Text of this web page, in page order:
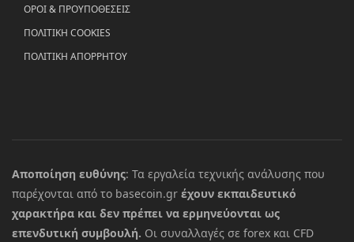
ΟΡΟΙ & ΠΡΟΥΠΟΘΕΣΕΙΣ
ΠΟΛΙΤΙΚΗ COOKIES
ΠΟΛΙΤΙΚΗ ΑΠΟΡΡΗΤΟΥ
Αποποίηση ευθύνης: Τα εργαλεία τεχνικής ανάλυσης που
παρέχονται από το basecoin.gr έχουν εκπαιδευτικό
χαρακτήρα και δεν πρέπει να ερμηνεύονται ως
επενδυτική συμβουλή. Οι συναλλαγές σε forex και CFD